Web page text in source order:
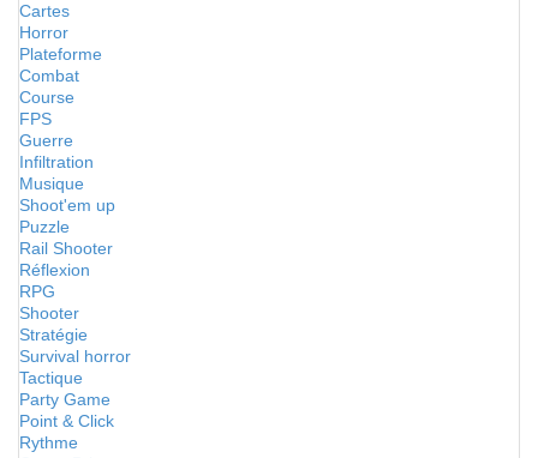
Cartes
Horror
Plateforme
Combat
Course
FPS
Guerre
Infiltration
Musique
Shoot'em up
Puzzle
Rail Shooter
Réflexion
RPG
Shooter
Stratégie
Survival horror
Tactique
Party Game
Point & Click
Rythme